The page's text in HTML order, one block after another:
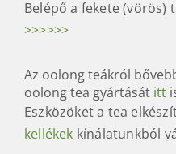
Belépő a fekete (vörös)
>>>>>>
Az oolong teákról
oolong tea gyártását itt
Eszközöket a tea
kellékek kínálatunkból